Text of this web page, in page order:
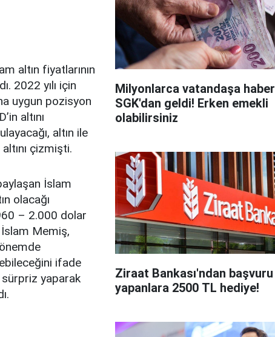
altın fiyatlarının
2022 yılı için
uygun pozisyon
altını
altın ile
çizmişti.
İslam
olacağı
– 2.000 dolar
İslam Memiş,
ifade
sürpriz yaparak
Milyonlarca vatandaşa haber
SGK'dan geldi! Erken emekli
olabilirsiniz
Ziraat Bankası'ndan başvuru
yapanlara 2500 TL hediye!